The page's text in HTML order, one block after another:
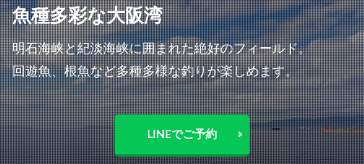
魚種多彩な大阪湾
明石海峡と紀淡海峡に囲まれた絶好のフィールド。
回遊魚、根魚など多種多様な釣りが楽しめます。
LINEでご予約